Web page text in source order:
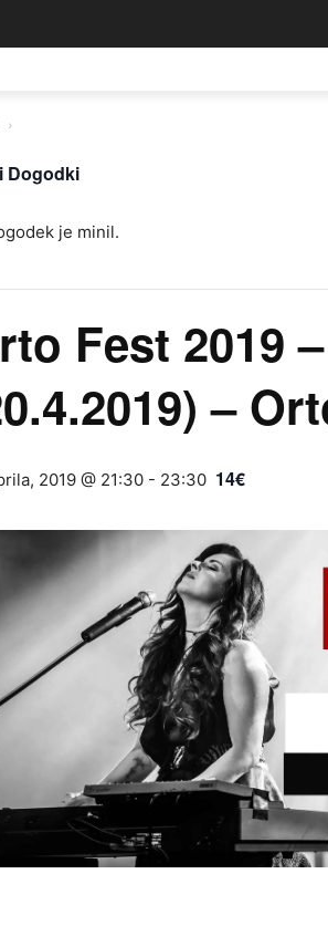
Dogodki
je minil.
Fest 2019
–
2019 @ 21:30 - 23:30 14€